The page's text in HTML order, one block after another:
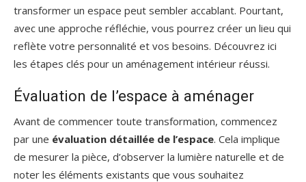
transformer un espace peut sembler accablant. Pourtant,
avec une approche réfléchie, vous pourrez créer un lieu qui
reflète votre personnalité et vos besoins. Découvrez ici
les étapes clés pour un aménagement intérieur réussi.
Évaluation de l’espace à aménager
Avant de commencer toute transformation, commencez
par une évaluation détaillée de l’espace. Cela implique
de mesurer la pièce, d’observer la lumière naturelle et de
noter les éléments existants que vous souhaitez